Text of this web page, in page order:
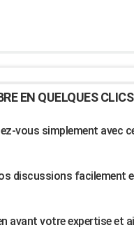
EN QUELQUES CLICS
vous simplement avec
discussions facilement
avant votre expertise et